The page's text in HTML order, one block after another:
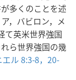
多くのことを述
，バビロン，メ
て英米世界強国
ら世界強国の幾
ル 8:3-8， 20-